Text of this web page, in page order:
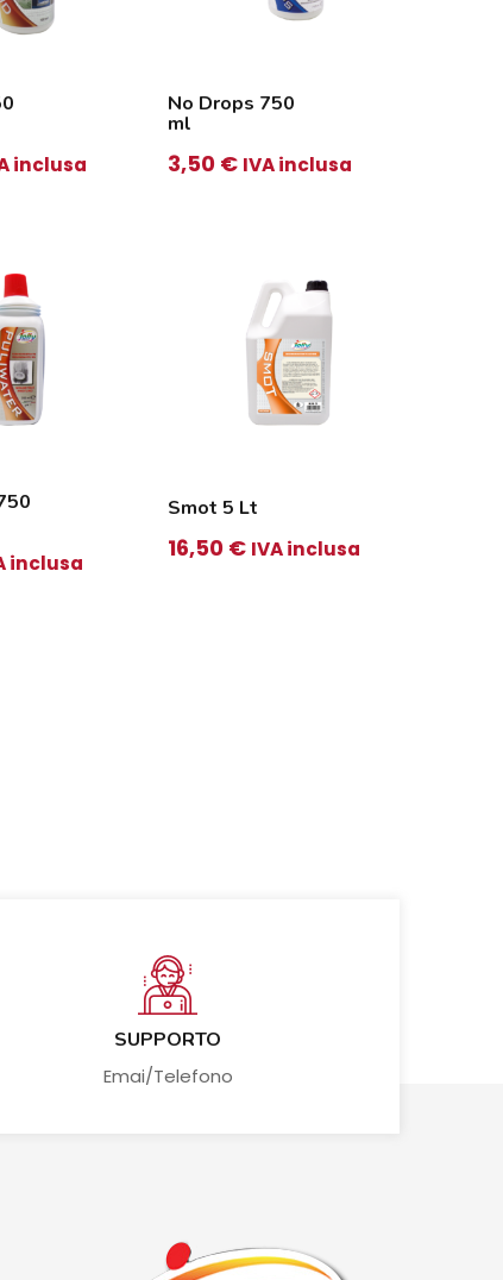
inclusa
No Drops 750
ml
3,50 € IVA inclusa
inclusa
Smot 5 Lt
16,50 € IVA inclusa
SUPPORTO
Emai/Telefono